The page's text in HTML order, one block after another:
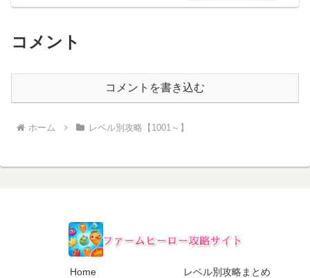
コメント
コメントを書き込む
ホーム レベル別攻略【1001～】
Home レベル別攻略まとめ